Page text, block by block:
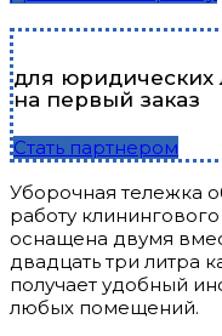
для юридических
на первый заказ
Стать партнером
Уборочная тележка
работу
оснащена двумя
двадцать три литра
получает удобный
любых помещений.